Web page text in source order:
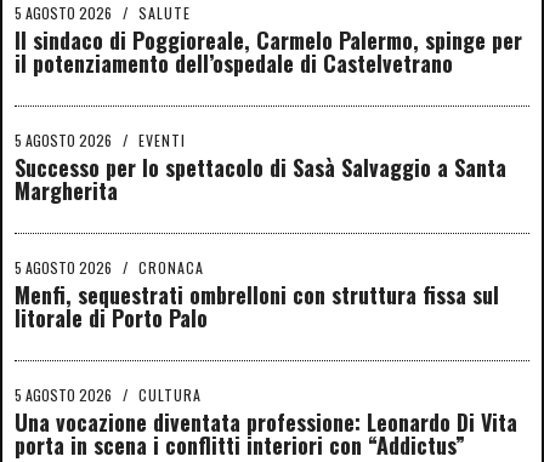
5 AGOSTO 2026 / SALUTE
Il sindaco di Poggioreale, Carmelo Palermo, spinge per
il potenziamento dell’ospedale di Castelvetrano
5 AGOSTO 2026 / EVENTI
Successo per lo spettacolo di Sasà Salvaggio a Santa
Margherita
5 AGOSTO 2026 / CRONACA
Menfi, sequestrati ombrelloni con struttura fissa sul
litorale di Porto Palo
5 AGOSTO 2026 / CULTURA
Una vocazione diventata professione: Leonardo Di Vita
porta in scena i conflitti interiori con “Addictus”